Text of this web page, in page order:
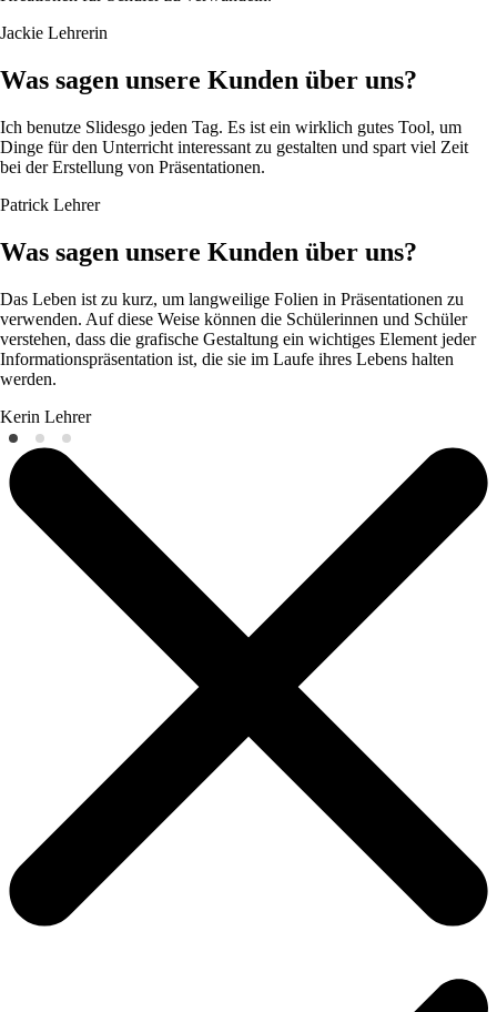
Jackie Lehrerin
Was sagen unsere Kunden über uns?
Ich benutze Slidesgo jeden Tag. Es ist ein wirklich gutes Tool, um
Dinge für den Unterricht interessant zu gestalten und spart viel Zeit
bei der Erstellung von Präsentationen.
Patrick Lehrer
Was sagen unsere Kunden über uns?
Das Leben ist zu kurz, um langweilige Folien in Präsentationen zu
verwenden. Auf diese Weise können die Schülerinnen und Schüler
verstehen, dass die grafische Gestaltung ein wichtiges Element jeder
Informationspräsentation ist, die sie im Laufe ihres Lebens halten
werden.
Kerin Lehrer